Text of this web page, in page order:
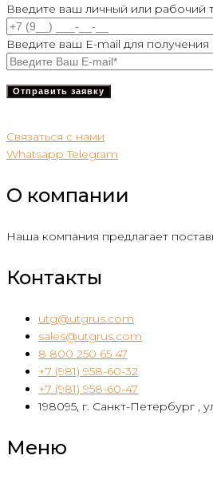
Введите ваш личный или рабочий
Введите ваш E-mail для
Связаться с нами
Whatsapp Telegram
О компании
Наша компания предлагает
Контакты
utg@utgrus.com
sales@utgrus.com
8 800 250 65 47
+7 (981) 958-60-32
+7 (981) 958-60-47
198095, г. Санкт-Петербург ,
Меню